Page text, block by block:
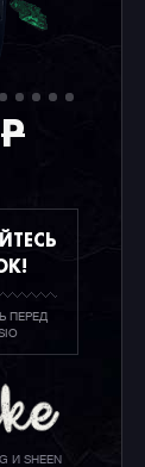
P
ПЕРЕД
И SHEEN